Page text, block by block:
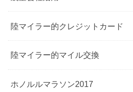
陸マイラー的クレジットカード
陸マイラー的マイル交換
ホノルルマラソン2017